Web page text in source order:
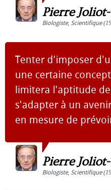
Pierre
Biologiste, Scientifique
Tenter d'imposer
une certaine
limitera l'aptitude de
s'adapter à un
en mesure de
Pierre
Biologiste, Scientifique